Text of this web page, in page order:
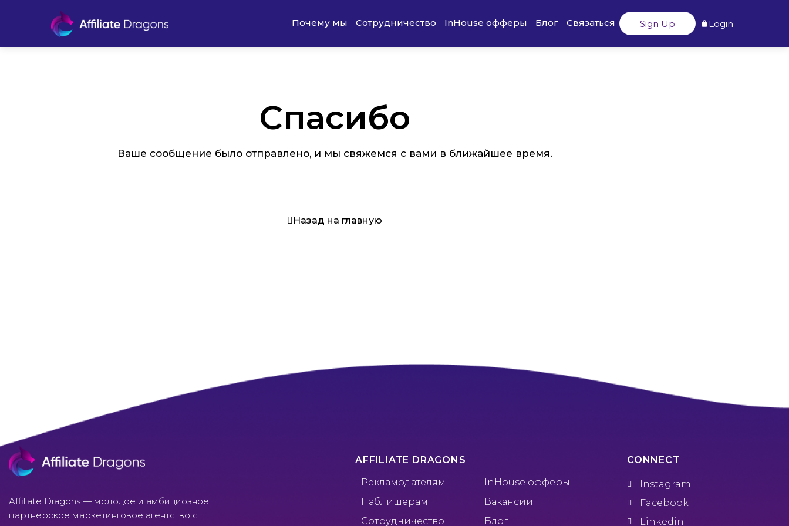
Почему мы Сотрудничество InHouse офферы Блог Связаться Sign Up Login
Спасибо
Ваше сообщение было отправлено, и мы свяжемся с вами в ближайшее время.
Назад на главную
Affiliate Dragons — молодое и амбициозное
партнерское маркетинговое агентство с
AFFILIATE DRAGONS
Рекламодателям
Паблишерам
Сотрудничество
InHouse офферы
Вакансии
Блог
CONNECT
Instagram
Facebook
Linkedin